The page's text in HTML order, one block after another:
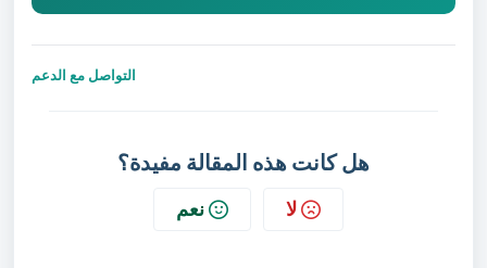
التواصل مع الدعم
هل كانت هذه المقالة مفيدة؟
لا نعم